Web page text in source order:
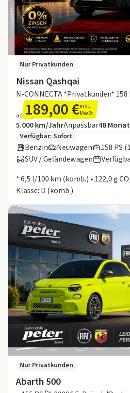
Nissan Qashqai
Nur Privatkunden
ab 189,00 €inkl.
MwSt.
Angebotsdetails:
Inklusive Laufleistung
5.000 km/JahrAnpassbarLaufzeit
48
Zusätzliche Fahrzeuginformationen:
Verfügbar: Sofort
Benzin Neuwagen 158 PS
SUV / Geländewagen
* 6,5 l/100 km (komb.) • 122,0 g
Klasse: D (komb.)
Abarth 500
Nur Privatkunden